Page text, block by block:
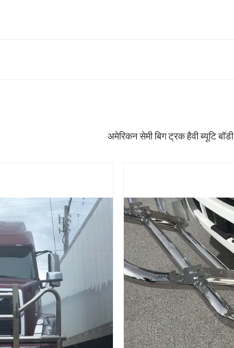
अमेरिकन सेमी बिग ट्रक हैवी ब्यूटि